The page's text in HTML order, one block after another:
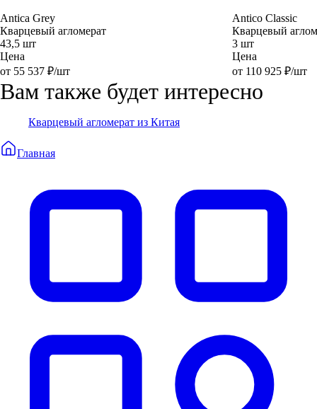
Antica Grey
Кварцевый агломерат
43,5 шт
Цена
от 55 537 ₽/шт
Antico Classic
Кварцевый
3 шт
Цена
от 110 925 ₽/шт
Вам также будет интересно
Кварцевый агломерат из Китая
Главная